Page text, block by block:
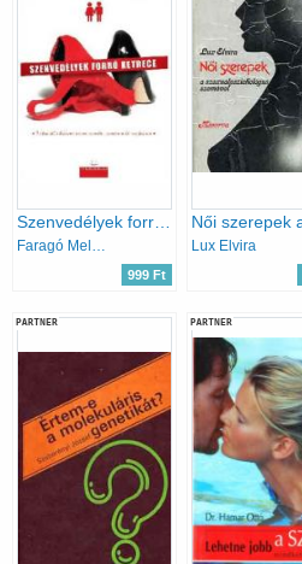
999 Ft
Lux Elvira
PARTNER PARTNER